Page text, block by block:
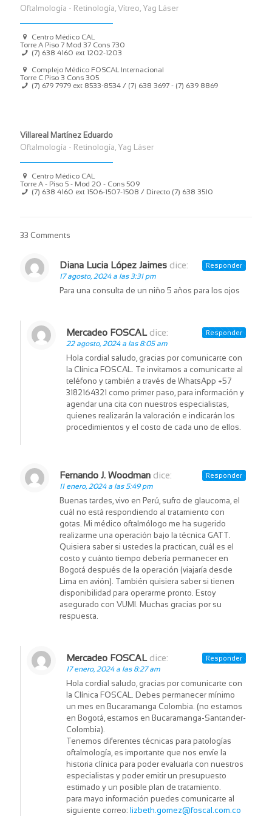
Oftalmología - Retinología, Vítreo, Yag Láser
Centro Médico CAL
Torre A Piso 7 Mod 37 Cons 730
(7) 638 4160 ext 1202-1203
Complejo Médico FOSCAL Internacional
Torre C Piso 3 Cons 305
(7) 679 7979 ext 8533-8534 / (7) 638 3697 - (7) 639 8869
Villareal Martínez Eduardo
Oftalmología - Retinología, Yag Láser
Centro Médico CAL
Torre A - Piso 5 - Mod 20 - Cons 509
(7) 638 4160 ext 1506-1507-1508 / Directo (7) 638 3510
33 Comments
Diana Lucia López Jaimes dice:
17 agosto, 2024 a las 3:31 pm
Para una consulta de un niño 5 años para los ojos
Responder
Mercadeo FOSCAL dice:
22 agosto, 2024 a las 8:05 am
Hola cordial saludo, gracias por comunicarte con
la Clínica FOSCAL. Te invitamos a comunicarte al
teléfono y también a través de WhatsApp +57
3182164321 como primer paso, para información y
agendar una cita con nuestros especialistas,
quienes realizarán la valoración e indicarán los
procedimientos y el costo de cada uno de ellos.
Responder
Fernando J. Woodman dice:
11 enero, 2024 a las 5:49 pm
Buenas tardes, vivo en Perú, sufro de glaucoma, el
cuál no está respondiendo al tratamiento con
gotas. Mi médico oftalmólogo me ha sugerido
realizarme una operación bajo la técnica GATT.
Quisiera saber si ustedes la practican, cuál es el
costo y cuánto tiempo debería permanecer en
Bogotá después de la operación (viajaría desde
Lima en avión). También quisiera saber si tienen
disponibilidad para operarme pronto. Estoy
asegurado con VUMI. Muchas gracias por su
respuesta.
Responder
Mercadeo FOSCAL dice:
17 enero, 2024 a las 8:27 am
Hola cordial saludo, gracias por comunicarte con
la Clínica FOSCAL. Debes permanecer mínimo
un mes en Bucaramanga Colombia. (no estamos
en Bogotá, estamos en Bucaramanga-Santander-
Colombia).
Tenemos diferentes técnicas para patologías
oftalmología, es importante que nos envíe la
historia clínica para poder evaluarla con nuestros
especialistas y poder emitir un presupuesto
estimado y un posible plan de tratamiento.
para mayo información puedes comunicarte al
siguiente correo: lizbeth.gomez@foscal.com.co
Responder